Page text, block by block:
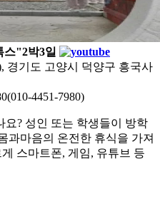
스"2박3일
경기도 고양시 덕양구 흥국사
4451-7980)
요? 성인 또는 학생들이 방학
과마음의 온전한 휴식을 가져
스마트폰, 게임, 유튜브 등